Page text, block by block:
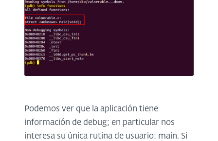
Podemos ver que la aplicación tiene
información de debug; en particular nos
interesa su única rutina de usuario: main. Si